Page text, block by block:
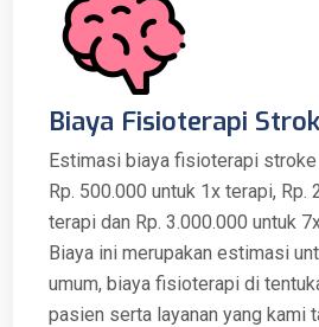
Biaya Fisioterapi
Estimasi biaya fisioterapi stroke
Rp. 500.000 untuk 1x terapi, Rp.
terapi dan Rp. 3.000.000 untuk
Biaya ini merupakan estimasi
umum, biaya fisioterapi di
pasien serta layanan yang kami